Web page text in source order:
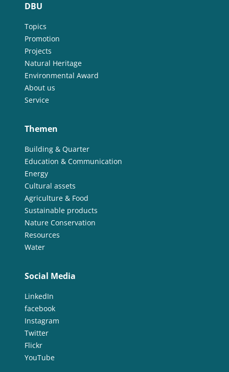
DBU
Topics
Promotion
Projects
Natural Heritage
Environmental Award
About us
Service
Themen
Building & Quarter
Education & Communication
Energy
Cultural assets
Agriculture & Food
Sustainable products
Nature Conservation
Resources
Water
Social Media
LinkedIn
facebook
Instagram
Twitter
Flickr
YouTube